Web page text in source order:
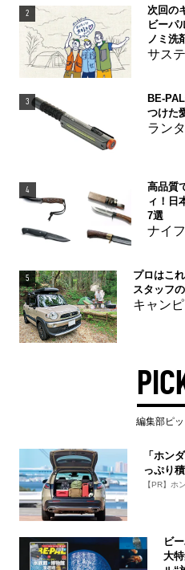
2
次回の
ビーパ
ノミ洗
サス
3
BE-
つけた
ラン
4
高品質
ィ！日
7選
ナイ
5
プロはこ
スタッフ
キャン
編集部ピ
「ホン
っぷり
【PR】ホ
ビ
大